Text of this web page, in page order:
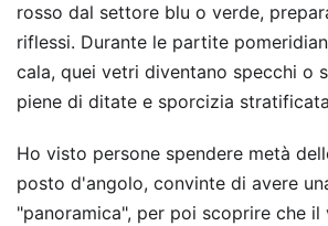
rosso dal settore blu o verde,
riflessi. Durante le partite
cala, quei vetri diventano specchi o
piene di ditate e sporcizia
Ho visto persone spendere metà
posto d'angolo, convinte di avere
"panoramica", per poi scoprire che